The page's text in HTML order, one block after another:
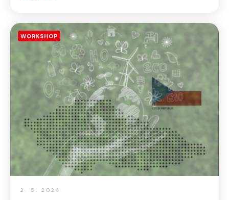
WORKSHOP
2. 5. 2024